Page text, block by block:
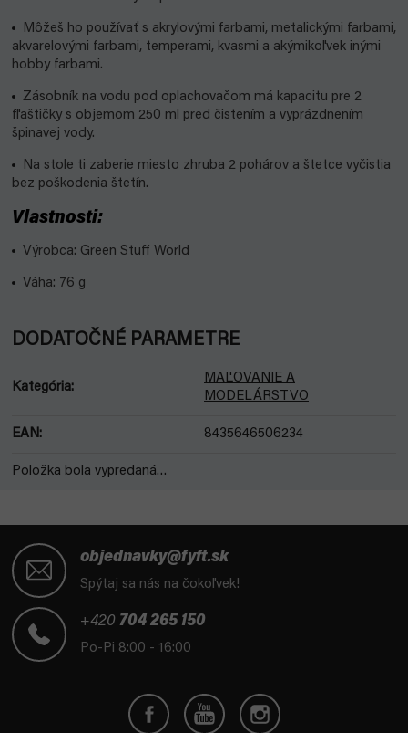
Môžeš ho používať s akrylovými farbami, metalickými farbami,
akvarelovými farbami, temperami, kvasmi a akýmikoľvek inými
hobby farbami.
Zásobník na vodu pod oplachovačom má kapacitu pre 2
fľaštičky s objemom 250 ml pred čistením a vyprázdnením
špinavej vody.
Na stole ti zaberie miesto zhruba 2 pohárov a štetce vyčistia
bez poškodenia štetín.
Vlastnosti:
Výrobca: Green Stuff World
Váha: 76 g
DODATOČNÉ PARAMETRE
Kategória:
MAĽOVANIE A
MODELÁRSTVO
EAN: 8435646506234
Položka bola vypredaná…
objednavky@fyft.sk
Spýtaj sa nás na čokoľvek!
+420 704 265 150
Po-Pi 8:00 - 16:00